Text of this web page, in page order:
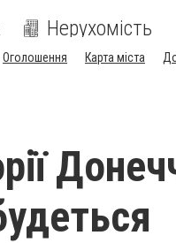
Нерухомість
Оголошення Карта міста